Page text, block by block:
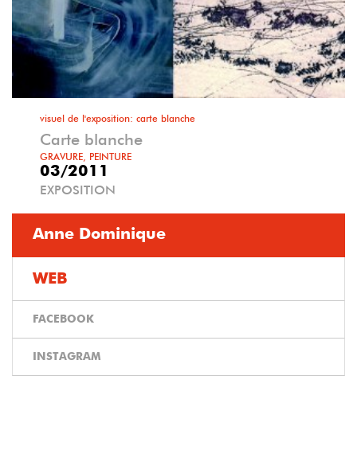
visuel de l'exposition: carte blanche
Carte blanche
GRAVURE, PEINTURE
03/2011
EXPOSITION
Anne Dominique
WEB
FACEBOOK
INSTAGRAM